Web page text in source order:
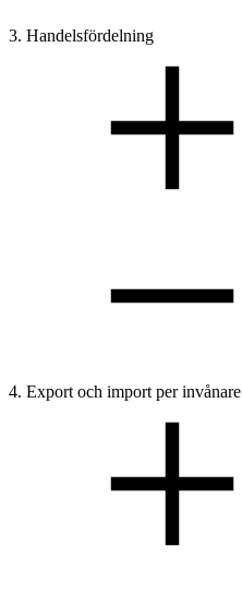
3. Handelsfördelning
4. Export och import per invånare